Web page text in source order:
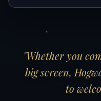
"Whether you
big screen,
to